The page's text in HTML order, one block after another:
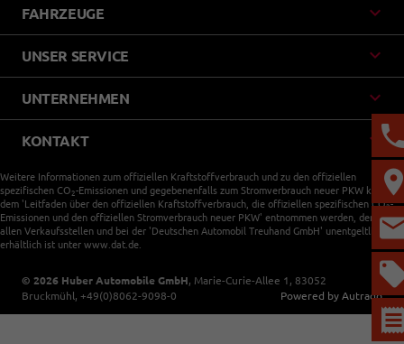
FAHRZEUGE
UNSER SERVICE
UNTERNEHMEN
KONTAKT
Weitere Informationen zum offiziellen Kraftstoffverbrauch und zu den offiziellen
spezifischen CO 2-Emissionen und gegebenenfalls zum Stromverbrauch neuer PKW können
dem 'Leitfaden über den offiziellen Kraftstoffverbrauch, die offiziellen spezifischen CO2-
Emissionen und den offiziellen Stromverbrauch neuer PKW' entnommen werden, der an
allen Verkaufsstellen und bei der 'Deutschen Automobil Treuhand GmbH' unentgeltlich
erhältlich ist unter www.dat.de.
© 2026 Huber Automobile GmbH, Marie-Curie-Allee 1 , 83052
Bruckmühl, +49(0)8062-9098-0 Powered by Autrado